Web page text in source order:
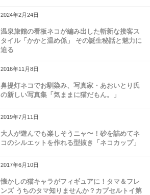
2024年2月24日
温泉旅館の看板ネコが編み出した斬新な接客ス
タイル「かかと温め係」 その誕生秘話と魅力に
迫る
2016年11月8日
鼻提灯ネコでお馴染み、写真家・あおいとり氏
の新しい写真集「気ままに猫だもん。」
2019年7月11日
大人が遊んでも楽しそうニャ〜！砂を詰めてネ
コのシルエットを作れる型抜き「ネコカップ」
2017年6月10日
懐かしの猫キャラがフィギュアに！タマ＆フレ
ンズ うちのタマ知りませんか？カプセルトイ第